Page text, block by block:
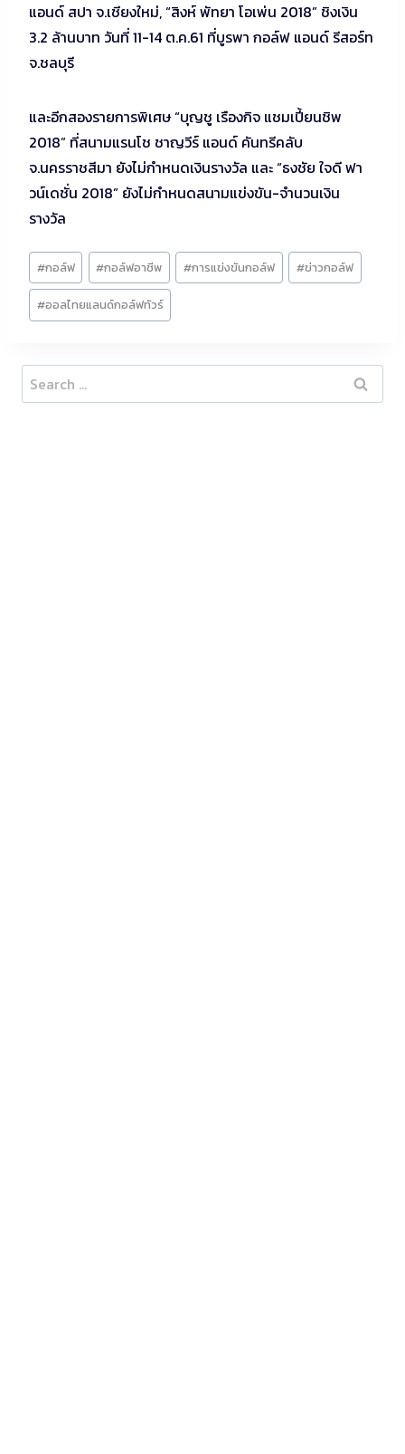
แอนด์ สปา จ.เชียงใหม่, “สิงห์ พัทยา โอเพ่น 2018” ชิงเงิน
3.2 ล้านบาท วันที่ 11-14 ต.ค.61 ที่บูรพา กอล์ฟ แอนด์ รีสอร์ท
จ.ชลบุรี
และอีกสองรายการพิเศษ “บุญชู เรืองกิจ แชมเปี้ยนชิพ
2018” ที่สนามแรนโช ชาญวีร์ แอนด์ คันทรีคลับ
จ.นครราชสีมา ยังไม่กำหนดเงินรางวัล และ “ธงชัย ใจดี ฟา
วน์เดชั่น 2018” ยังไม่กำหนดสนามแข่งขัน-จำนวนเงิน
รางวัล
Post
Tags:
#กอล์ฟ #กอล์ฟอาชีพ #การแข่งขันกอล์ฟ #ข่าวกอล์ฟ
#ออลไทยแลนด์กอล์ฟทัวร์
Search
for: